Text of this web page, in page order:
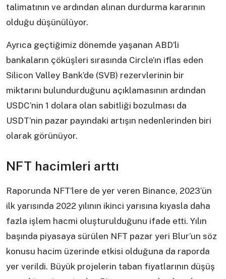
talimatının ve ardından alınan durdurma kararının
olduğu düşünülüyor.
Ayrıca geçtiğimiz dönemde yaşanan ABD’li
bankaların çöküşleri sırasında Circle’ın iflas eden
Silicon Valley Bank’de (SVB) rezervlerinin bir
miktarını bulundurduğunu açıklamasının ardından
USDC’nin 1 dolara olan sabitliği bozulması da
USDT’nin pazar payındaki artışın nedenlerinden biri
olarak görünüyor.
NFT hacimleri arttı
Raporunda NFT’lere de yer veren Binance, 2023’ün
ilk yarısında 2022 yılının ikinci yarısına kıyasla daha
fazla işlem hacmi oluşturulduğunu ifade etti. Yılın
başında piyasaya sürülen NFT pazar yeri Blur’un söz
konusu hacim üzerinde etkisi olduğuna da raporda
yer verildi. Büyük projelerin taban fiyatlarının düşüş